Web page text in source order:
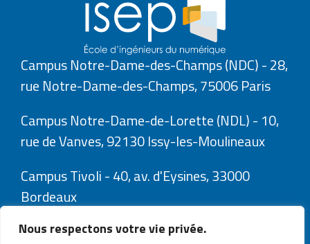
Nous respectons votre vie privée.
Campus Notre-Dame-des-Champs (NDC) - 28,
rue Notre-Dame-des-Champs, 75006 Paris
Campus Notre-Dame-de-Lorette (NDL) - 10,
rue de Vanves, 92130 Issy-les-Moulineaux
Campus Tivoli - 40, av. d'Eysines, 33000
Bordeaux